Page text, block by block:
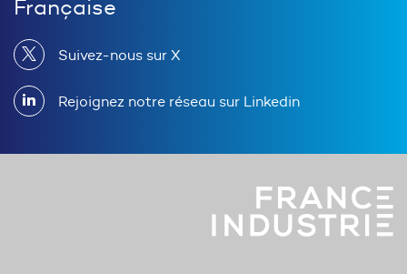
Française
Suivez-nous sur X
Rejoignez notre réseau sur Linkedin